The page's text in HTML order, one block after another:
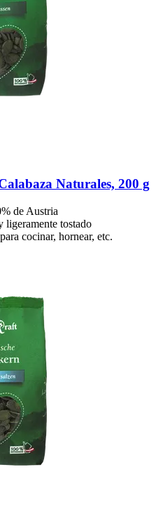
Naturales, 200 g
de Austria
ligeramente tostado
cocinar, hornear, etc.